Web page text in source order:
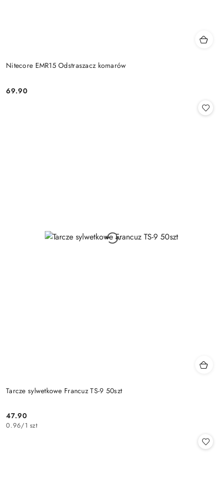
Nitecore EMR15 Odstraszacz komarów
Cena:
69.90
Tarcze sylwetkowe Francuz TS-9 50szt
Cena:
47.90
0.96/1 szt